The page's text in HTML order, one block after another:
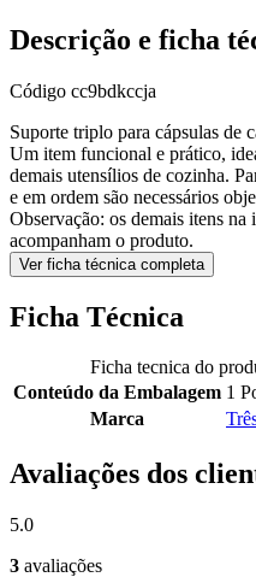
Descrição e ficha
Código cc9bdkccja
Suporte triplo para cápsulas de
Um item funcional e prático,
demais utensílios de cozinha.
e em ordem são necessários
Observação: os demais itens
acompanham o produto.
Ver ficha técnica completa
Ficha Técnica
Ficha tecnica do
Conteúdo da Embalagem 1
Marca
Avaliações dos
5.0
3 avaliações